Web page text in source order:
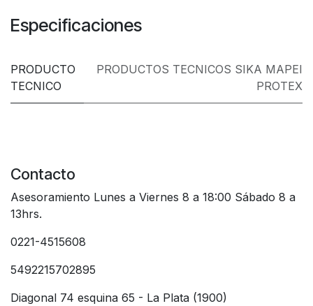
Especificaciones
PRODUCTO
TECNICO
PRODUCTOS TECNICOS SIKA MAPEI
PROTEX
Contacto
Asesoramiento Lunes a Viernes 8 a 18:00 Sábado 8 a
13hrs.
0221-4515608
5492215702895
Diagonal 74 esquina 65 - La Plata (1900)